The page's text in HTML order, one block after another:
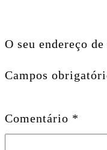
O seu endereço
Campos
Comentário *